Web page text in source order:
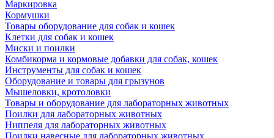
Маркировка
Кормушки
Товары оборудование для собак и кошек
Клетки для собак и кошек
Миски и поилки
Комбикорма и кормовые добавки для собак, кошек
Инструменты для собак и кошек
Оборудование и товары для грызунов
Мышеловки, кротоловки
Товары и оборудование для лабораторных животных
Поилки для лабораторных животных
Ниппеля для лабораторных животных
Поилки навесные для лабораторных животных